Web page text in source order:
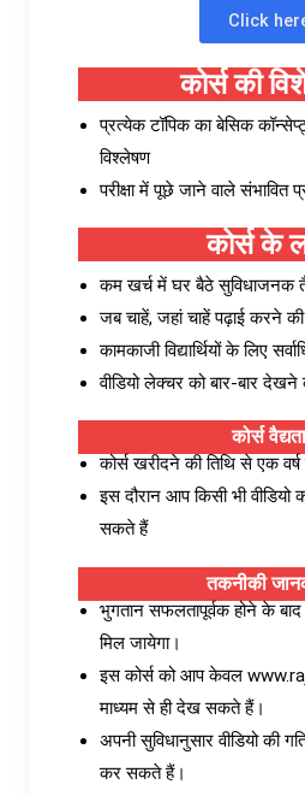
Click
कोर्स की
प्रत्येक टॉपिक का बेसिक
विश्लेषण
परीक्षा में पूछे जाने वाले संभावित
कोर्स के
कम खर्च में घर बैठे सुविधाजनक
जब चाहें, जहां चाहें पढ़ाई करने की
कामकाजी विद्यार्थियों के लिए
वीडियो लेक्चर को बार-बार देखने
कोर्स वैद्यता
कोर्स खरीदने की तिथि से एक
इस दौरान आप किसी भी वीडियो
सकते हैं
तकनीकी
भुगतान सफलतापूर्वक होने के
मिल जायेगा।
इस कोर्स को आप केवल
माध्यम से ही देख सकते हैं।
अपनी सुविधानुसार वीडियो की
कर सकते हैं।